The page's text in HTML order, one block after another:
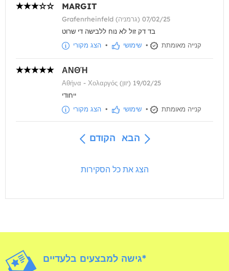
MARGIT
Grafenrheinfeld (גרמניה) 07/02/25
בד דק זול לא נוח ללבישה די שרוט
הצג מקורי • שימושי • קנייה מאומתת
ΑΝΘΉ
Αθήνα - Χολαργός (יוון) 19/02/25
ייחודי
הצג מקורי • שימושי • קנייה מאומתת
הקודם הבא
הצג את כל הסקירות
גישה למבצעים בלעדיים*